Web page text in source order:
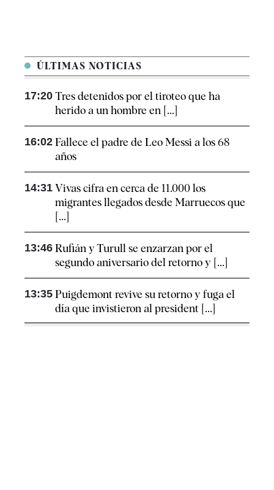
ÚLTIMAS NOTICIAS
17:20 Tres detenidos por el tiroteo que ha
herido a un hombre en [...]
16:02 Fallece el padre de Leo Messi a los 68
años
14:31 Vivas cifra en cerca de 11.000 los
migrantes llegados desde Marruecos que
[...]
13:46 Rufián y Turull se enzarzan por el
segundo aniversario del retorno y [...]
13:35 Puigdemont revive su retorno y fuga el
día que invistieron al president [...]